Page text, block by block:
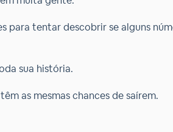
para tentar descobrir se alguns
sua história.
as mesmas chances de saírem.